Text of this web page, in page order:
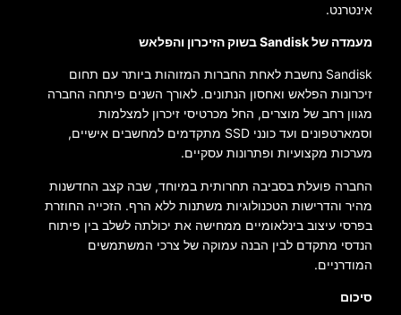
אינטרנט.
מעמדה של Sandisk בשוק הזיכרון והפלאש
Sandisk נחשבת לאחת החברות המזוהות ביותר עם תחום
זיכרונות הפלאש ואחסון הנתונים. לאורך השנים פיתחה החברה
מגוון רחב של מוצרים, החל מכרטיסי זיכרון למצלמות
וסמארטפונים ועד כונני SSD מתקדמים למחשבים אישיים,
מערכות מקצועיות ופתרונות עסקיים.
החברה פועלת בסביבה תחרותית במיוחד, שבה קצב החדשנות
מהיר והדרישות הטכנולוגיות משתנות ללא הרף. הזכייה החוזרת
בפרסי עיצוב בינלאומיים ממחישה את יכולתה לשלב בין פיתוח
הנדסי מתקדם לבין הבנה עמוקה של צרכי המשתמשים
המודרניים.
סיכום